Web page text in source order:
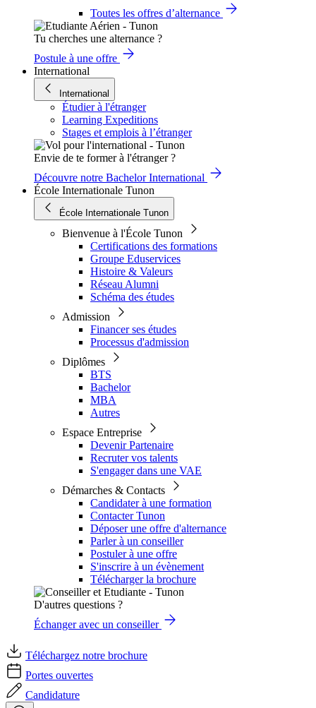
Toutes les offres d’alternance
Tu cherches une alternance ?
Postule à une offre
International
International
Étudier à l'étranger
Learning Expeditions
Stages et emplois à l’étranger
Envie de te former à l'étranger ?
Découvre notre Bachelor International
École Internationale Tunon
École Internationale Tunon
Bienvenue à l'École Tunon
Certifications des formations
Groupe Eduservices
Histoire & Valeurs
Réseau Alumni
Schéma des études
Admission
Financer ses études
Processus d'admission
Diplômes
BTS
Bachelor
MBA
Autres
Espace Entreprise
Devenir Partenaire
Recruter vos talents
S'engager dans une VAE
Démarches & Contacts
Candidater à une formation
Contacter Tunon
Déposer une offre d'alternance
Parler à un conseiller
Postuler à une offre
S'inscrire à un évènement
Télécharger la brochure
D'autres questions ?
Échanger avec un conseiller
Téléchargez notre brochure
Portes ouvertes
Candidature